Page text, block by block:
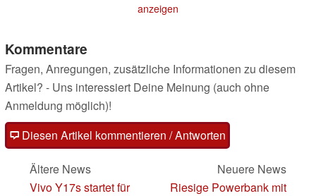
anzeigen
Kommentare
Fragen, Anregungen, zusätzliche Informationen zu diesem
Artikel? - Uns interessiert Deine Meinung (auch ohne
Anmeldung möglich)!
Diesen Artikel kommentieren / Antworten
Ältere News
Vivo Y17s startet für
Neuere News
Riesige Powerbank mit